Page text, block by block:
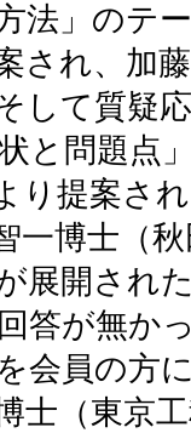
法」のテ
され、加
して質疑
と問題点
り提案さ
一博士（
展開され
答が無か
会員の方
士（東京